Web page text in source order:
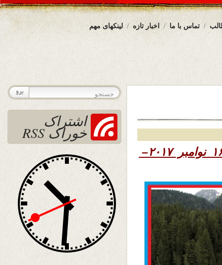
لینکهای مهم اخبار تازه تماس با ما
۱۳۹۶ – ۱۶ نوامبر ۲۰۱۷–
اشتراک
خوراک RSS